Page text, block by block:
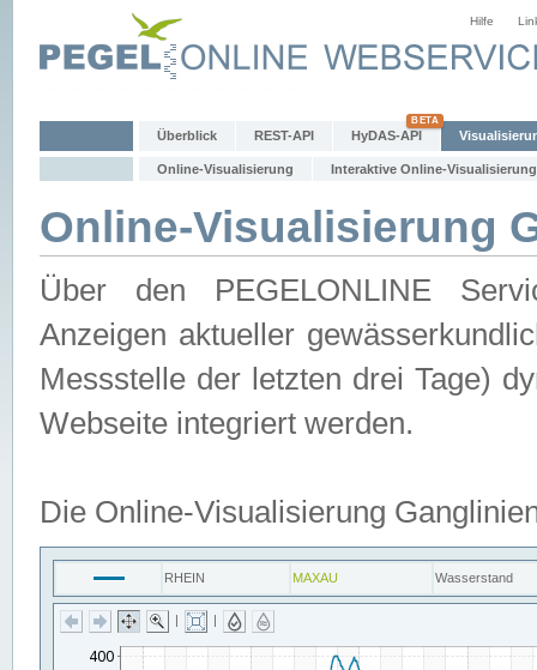
Hilfe
Überblick REST-API HyDAS-API
Online-Visualisierung Interaktive Online-Visualisierung
Online-Visualisierung
Über den PEGELONLINE
Anzeigen aktueller
Messstelle der letzten drei Tage)
Webseite integriert werden.
Die Online-Visualisierung